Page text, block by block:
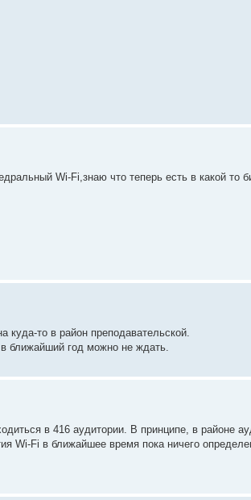
Wi-Fi,знаю что теперь есть в какой то
куда-то в район преподавательской.
ближайший год можно не ждать.
в 416 аудитории. В принципе, в районе
Fi в ближайшее время пока ничего